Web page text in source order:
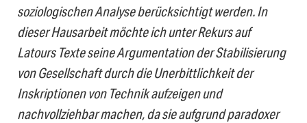
soziologischen Analyse berücksichtigt werden. In
dieser Hausarbeit möchte ich unter Rekurs auf
Latours Texte seine Argumentation der Stabilisierung
von Gesellschaft durch die Unerbittlichkeit der
Inskriptionen von Technik aufzeigen und
nachvollziehbar machen, da sie aufgrund paradoxer